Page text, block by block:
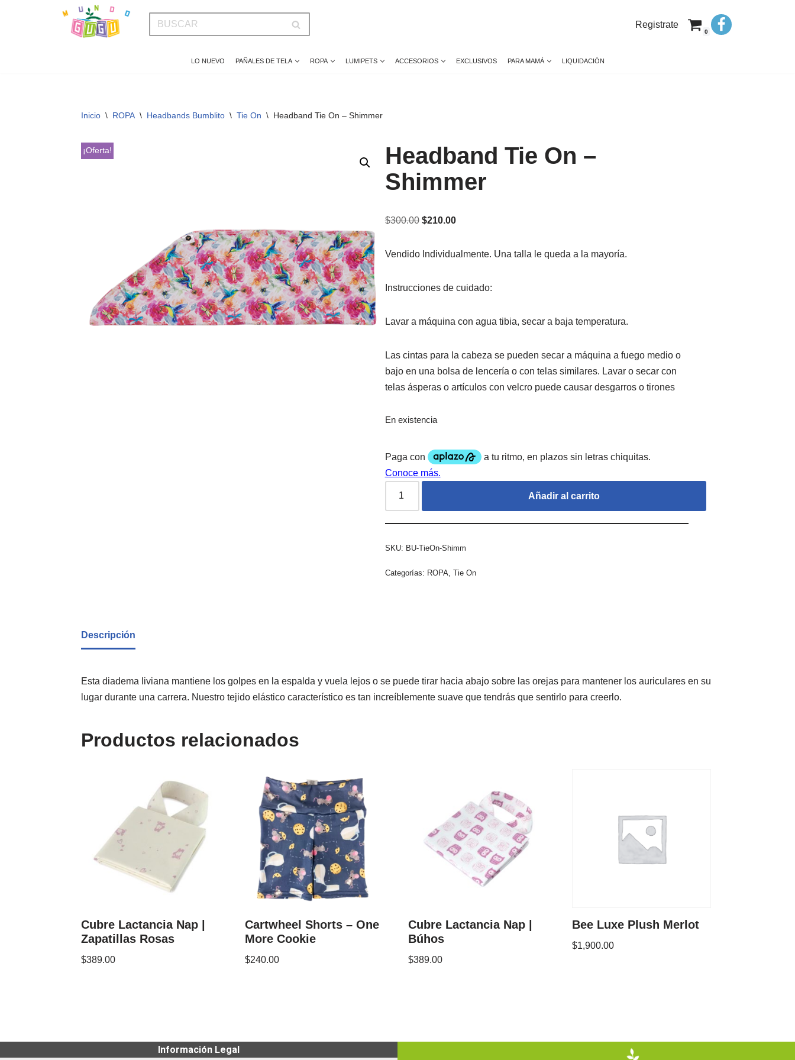
Registrate
0
LO NUEVO PAÑALES DE TELA ROPA LUMIPETS ACCESORIOS EXCLUSIVOS PARA MAMÁ LIQUIDACIÓN
Inicio \ ROPA \ Headbands Bumblito \ Tie On \ Headband Tie On – Shimmer
¡Oferta!
Headband Tie On –
Shimmer
$300.00 $210.00
Vendido Individualmente. Una talla le queda a la mayoría.
Instrucciones de cuidado:
Lavar a máquina con agua tibia, secar a baja temperatura.
Las cintas para la cabeza se pueden secar a máquina a fuego medio o
bajo en una bolsa de lencería o con telas similares. Lavar o secar con
telas ásperas o artículos con velcro puede causar desgarros o tirones
En existencia
Añadir al carrito
SKU: BU-TieOn-Shimm
Categorías: ROPA Tie On
Descripción
Esta diadema liviana mantiene los golpes en la espalda y vuela lejos o se puede tirar hacia abajo sobre las orejas para mantener los auriculares en su
lugar durante una carrera. Nuestro tejido elástico característico es tan increíblemente suave que tendrás que sentirlo para creerlo.
Productos relacionados
Cubre Lactancia Nap |
Zapatillas Rosas
$389.00
Cartwheel Shorts – One
More Cookie
$240.00
Cubre Lactancia Nap |
Búhos
$389.00
Bee Luxe Plush Merlot
$1,900.00
Información Legal